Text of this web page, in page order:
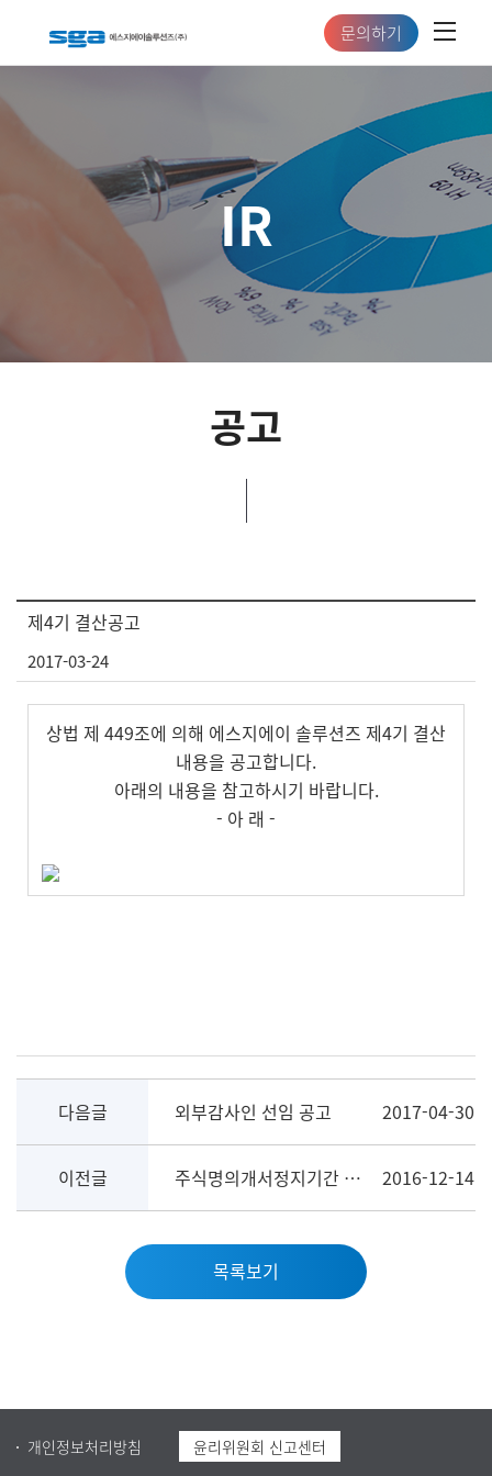
문의하기
IR
공고
제4기 결산공고
2017-03-24
상법 제 449조에 의해 에스지에이 솔루션즈 제4기 결산
내용을 공고합니다.
아래의 내용을 참고하시기 바랍니다.
- 아 래 -
다음글 외부감사인 선임 공고 2017-04-30
이전글 주식명의개서정지기간 공고(제4기 정기주주총회 개최) 2016-12-14
목록보기
개인정보처리방침 윤리위원회 신고센터